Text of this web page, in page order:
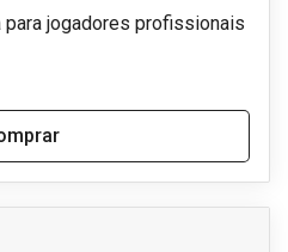
para jogadores profissionais